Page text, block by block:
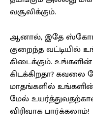
வசூலிக்கும்.
ஆனால், இதே ஸ்கோர்
குறைந்த வட்டியில்
கிடைக்கும்.
கிடக்கிறதா? கவலை
மாதங்களில் உங்களின்
மேல்
விரிவாக பார்க்கலாம்!